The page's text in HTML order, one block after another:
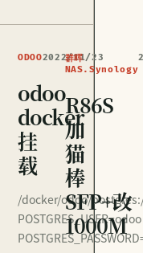
ODOO2022/11/23
odoo
docker
挂
载
/docker/odoo/
POSTGRES_USER=odoo
群晖
NAS.Synology
R86S
加
猫
棒
SFP+改
1000M